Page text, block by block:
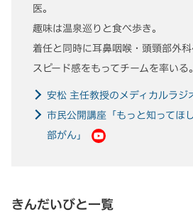
医。
趣味は温泉巡りと食べ歩き。
着任と同時に耳鼻咽喉・頭頸部外科
スピード感をもってチームを率いる。
安松 主任教授のメディカルラジ
市民公開講座「もっと知って
部がん」
きんだいびと一覧